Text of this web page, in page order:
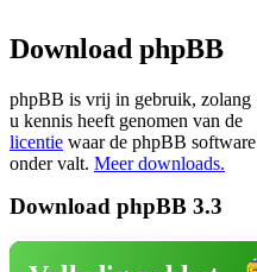
Download phpBB
phpBB is vrij in gebruik, zolang
u kennis heeft genomen van de
licentie waar de phpBB software
onder valt. Meer downloads.
Download phpBB 3.3